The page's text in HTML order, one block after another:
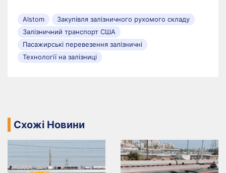
Alstom
Закупівля залізничного рухомого складу
Залізничний транспорт США
Пасажирські перевезення залізничні
Технології на залізниці
Схожі Новини